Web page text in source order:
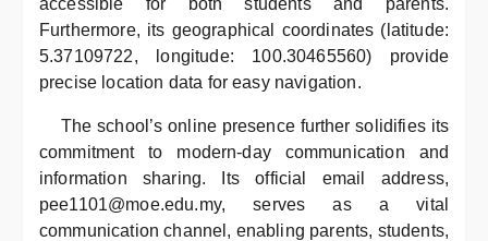
accessible for both students and parents.
Furthermore, its geographical coordinates (latitude:
5.37109722, longitude: 100.30465560) provide
precise location data for easy navigation.
The school’s online presence further solidifies its
commitment to modern-day communication and
information sharing. Its official email address,
pee1101@moe.edu.my, serves as a vital
communication channel, enabling parents, students,